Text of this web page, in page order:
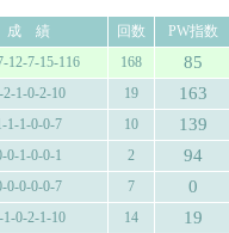
成 績 回数
PW指数
12-7-15-116 168 85
2-1-0-2-10 19 163
1-1-0-0-7 10 139
0-1-0-0-1 2 94
0-0-0-0-7 7 0
1-0-2-1-10 14 19